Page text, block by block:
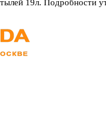
19л. Подробности